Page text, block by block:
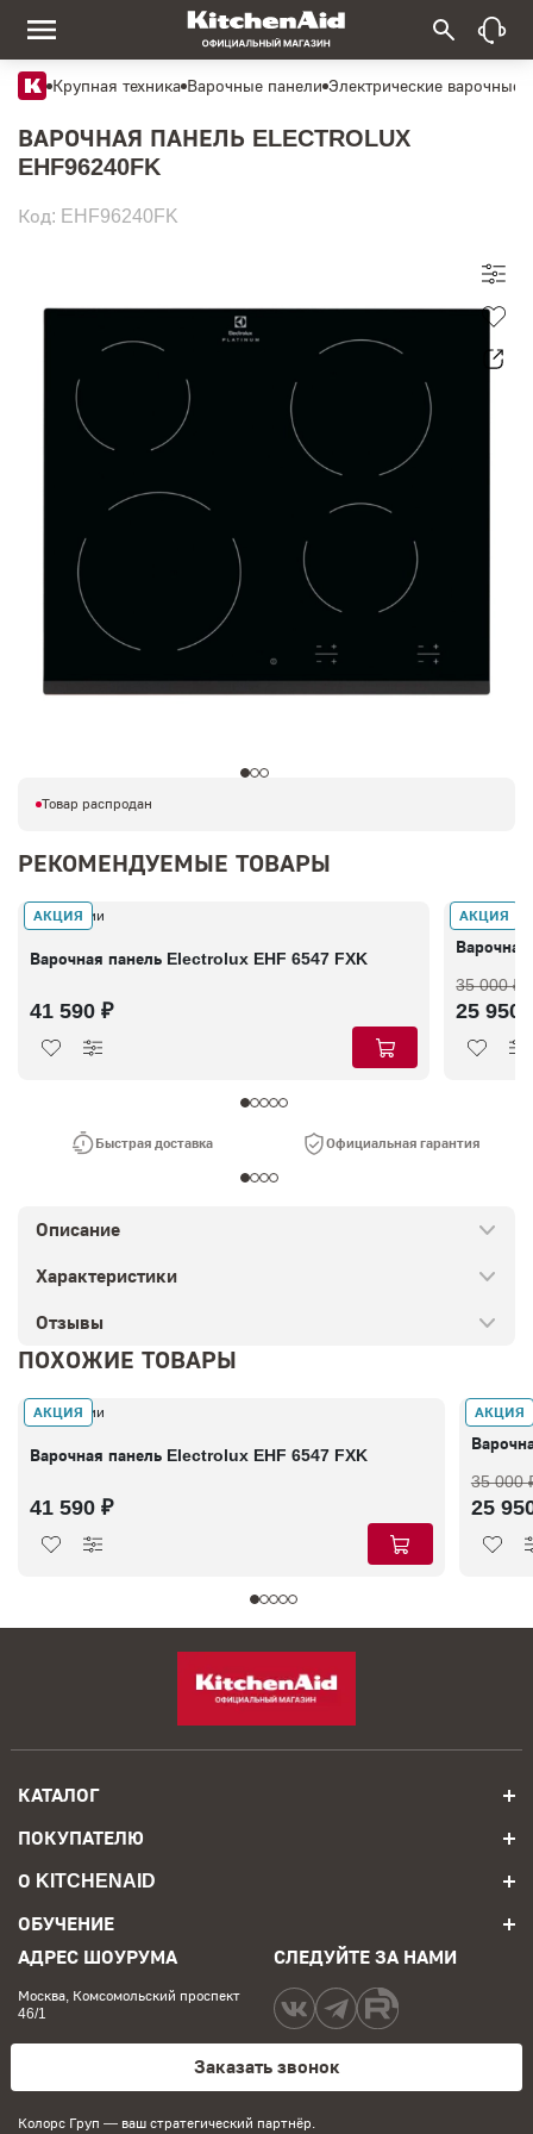
Крупная техника Варочные панели Электрические варочные
ВАРОЧНАЯ ПАНЕЛЬ ELECTROLUX
EHF96240FK
Код: EHF96240FK
Товар распродан
РЕКОМЕНДУЕМЫЕ ТОВАРЫ
АКЦИЯ
В наличии
Варочная панель Electrolux EHF 6547 FXK
41 590 ₽
АКЦИЯ
В наличии
35 000 ₽
25 950
Быстрая доставка Официальная гарантия
Описание
Характеристики
Отзывы
ПОХОЖИЕ ТОВАРЫ
АКЦИЯ
В наличии
Варочная панель Electrolux EHF 6547 FXK
41 590 ₽
АКЦИЯ
В
35 000
25
КАТАЛОГ
ПОКУПАТЕЛЮ
О KITCHENAID
ОБУЧЕНИЕ
АДРЕС ШОУРУМА
Москва, Комсомольский проспект
46/1
СЛЕДУЙТЕ ЗА НАМИ
Заказать звонок
Колорс Груп — ваш стратегический партнёр.